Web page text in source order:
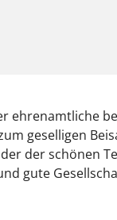
ehrenamtliche
geselligen
der schönen
gute